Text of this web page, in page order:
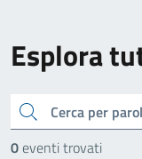
Esplora
cerca
0eventi trovati